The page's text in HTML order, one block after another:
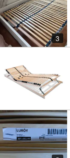
3